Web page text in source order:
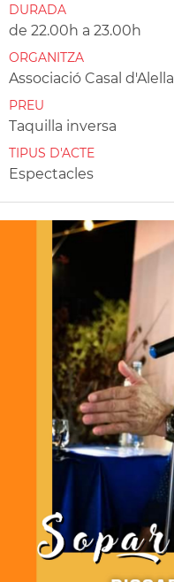
DURADA
de 22.00h a 23.00h
ORGANITZA
Associació Casal d'Alella
PREU
Taquilla inversa
TIPUS D'ACTE
Espectacles